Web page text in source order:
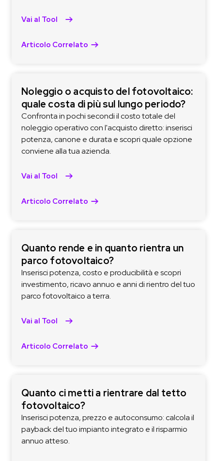
Vai al Tool
Articolo Correlato
Noleggio o acquisto del fotovoltaico:
quale costa di più sul lungo periodo?
Confronta in pochi secondi il costo totale del
noleggio operativo con l'acquisto diretto: inserisci
potenza, canone e durata e scopri quale opzione
conviene alla tua azienda.
Vai al Tool
Articolo Correlato
Quanto rende e in quanto rientra un
parco fotovoltaico?
Inserisci potenza, costo e producibilità e scopri
investimento, ricavo annuo e anni di rientro del tuo
parco fotovoltaico a terra.
Vai al Tool
Articolo Correlato
Quanto ci metti a rientrare dal tetto
fotovoltaico?
Inserisci potenza, prezzo e autoconsumo: calcola il
payback del tuo impianto integrato e il risparmio
annuo atteso.